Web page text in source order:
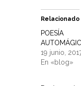
Relacionado
POESÍA
19 junio,
En «blog»